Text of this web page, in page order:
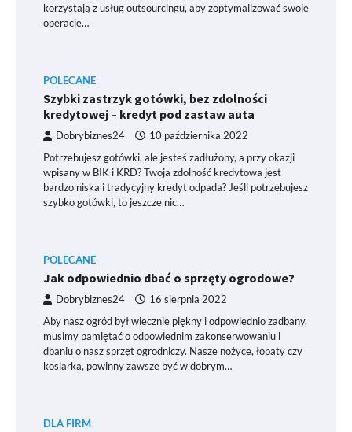
korzystają z usług outsourcingu, aby zoptymalizować swoje
operacje…
POLECANE
Szybki zastrzyk gotówki, bez zdolności
kredytowej – kredyt pod zastaw auta
Dobrybiznes24 10 października 2022
Potrzebujesz gotówki, ale jesteś zadłużony, a przy okazji
wpisany w BIK i KRD? Twoja zdolność kredytowa jest
bardzo niska i tradycyjny kredyt odpada? Jeśli potrzebujesz
szybko gotówki, to jeszcze nic…
POLECANE
Jak odpowiednio dbać o sprzęty ogrodowe?
Dobrybiznes24 16 sierpnia 2022
Aby nasz ogród był wiecznie piękny i odpowiednio zadbany,
musimy pamiętać o odpowiednim zakonserwowaniu i
dbaniu o nasz sprzęt ogrodniczy. Nasze nożyce, łopaty czy
kosiarka, powinny zawsze być w dobrym…
DLA FIRM